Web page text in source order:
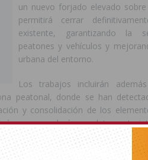
un nuevo forjado elevado
permitirá cerrar
existente, garantizando la
peatones y vehículos y
urbana del entorno.
Los trabajos incluirán
peatonal, donde se han
y consolidación de los
que quedará completamente